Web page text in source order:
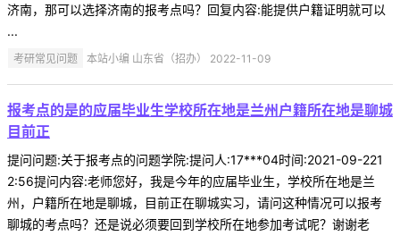
济南，那可以选择济南的报考点吗？回复内容:能提供户籍证明就可以
...
考研常见问题 本站小编 山东省（招办） 2022-11-09
报考点的是的应届毕业生学校所在地是兰州户籍所在地是聊城
目前正
提问问题:关于报考点的问题学院:提问人:17***04时间:2021-09-221
2:56提问内容:老师您好，我是今年的应届毕业生，学校所在地是兰
州，户籍所在地是聊城，目前正在聊城实习，请问这种情况可以报考
聊城的考点吗？还是说必须要回到学校所在地参加考试呢？谢谢老